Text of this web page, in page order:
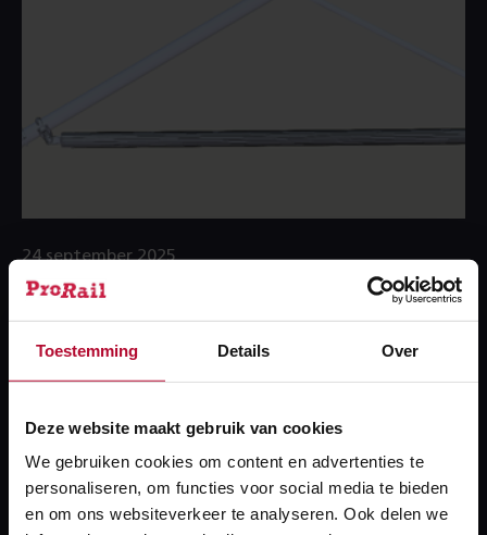
Toestemming Details Over
Deze website maakt gebruik van cookies
We gebruiken cookies om content en advertenties te
personaliseren, om functies voor social media te bieden
en om ons websiteverkeer te analyseren. Ook delen we
3D UOB beschikbaar
24 september 2025